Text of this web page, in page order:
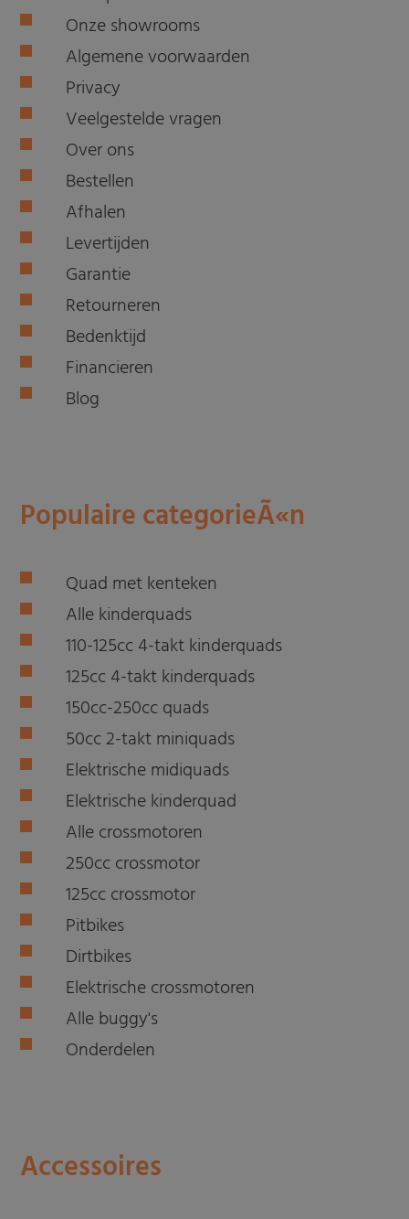
Onze showrooms
Algemene voorwaarden
Privacy
Veelgestelde vragen
Over ons
Bestellen
Afhalen
Levertijden
Garantie
Retourneren
Bedenktijd
Financieren
Blog
Populaire categorieÃ«n
Quad met kenteken
Alle kinderquads
110-125cc 4-takt kinderquads
125cc 4-takt kinderquads
150cc-250cc quads
50cc 2-takt miniquads
Elektrische midiquads
Elektrische kinderquad
Alle crossmotoren
250cc crossmotor
125cc crossmotor
Pitbikes
Dirtbikes
Elektrische crossmotoren
Alle buggy's
Onderdelen
Accessoires